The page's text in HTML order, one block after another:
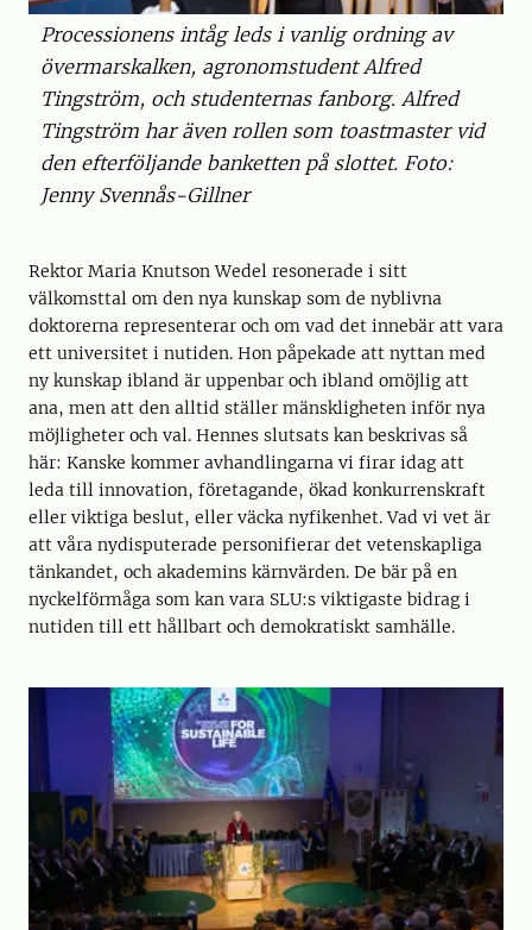
Processionens intåg leds i vanlig ordning av
övermarskalken, agronomstudent Alfred
Tingström, och studenternas fanborg. Alfred
Tingström har även rollen som toastmaster vid
den efterföljande banketten på slottet. Foto:
Jenny Svennås-Gillner
Rektor Maria Knutson Wedel resonerade i sitt
välkomsttal om den nya kunskap som de nyblivna
doktorerna representerar och om vad det innebär att vara
ett universitet i nutiden. Hon påpekade att nyttan med
ny kunskap ibland är uppenbar och ibland omöjlig att
ana, men att den alltid ställer mänskligheten inför nya
möjligheter och val. Hennes slutsats kan beskrivas så
här: Kanske kommer avhandlingarna vi firar idag att
leda till innovation, företagande, ökad konkurrenskraft
eller viktiga beslut, eller väcka nyfikenhet. Vad vi vet är
att våra nydisputerade personifierar det vetenskapliga
tänkandet, och akademins kärnvärden. De bär på en
nyckelförmåga som kan vara SLU:s viktigaste bidrag i
nutiden till ett hållbart och demokratiskt samhälle.